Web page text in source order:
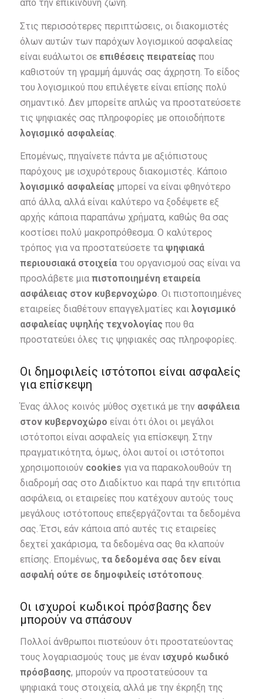
από την επικίνδυνη ζώνη.
Στις περισσότερες περιπτώσεις, οι διακομιστές
όλων αυτών των παρόχων λογισμικού ασφαλείας
είναι ευάλωτοι σε επιθέσεις πειρατείαςπου
καθιστούν τη γραμμή άμυνάς σας άχρηστη. Το είδος
του λογισμικού που επιλέγετε είναι επίσης πολύ
σημαντικό. Δεν μπορείτε απλώς να προστατεύσετε
τις ψηφιακές σας πληροφορίες με οποιοδήποτε
λογισμικό ασφαλείας.
Επομένως, πηγαίνετε πάντα με αξιόπιστους
παρόχους με ισχυρότερους διακομιστές. Κάποιο
λογισμικό ασφαλείαςμπορεί να είναι φθηνότερο
από άλλα, αλλά είναι καλύτερο να ξοδέψετε εξ
αρχής κάποια παραπάνω χρήματα, καθώς θα σας
κοστίσει πολύ μακροπρόθεσμα. Ο καλύτερος
τρόπος για να προστατεύσετε τα ψηφιακά
περιουσιακά στοιχείατου οργανισμού σας είναι να
προσλάβετε μια πιστοποιημένη εταιρεία
ασφάλειας στον κυβερνοχώρο. Οι πιστοποιημένες
εταιρείες διαθέτουν επαγγελματίες και λογισμικό
ασφαλείας υψηλής τεχνολογίαςπου θα
προστατεύει όλες τις ψηφιακές σας πληροφορίες.
Οι δημοφιλείς ιστότοποι είναι ασφαλείς
για επίσκεψη
Ένας άλλος κοινός μύθος σχετικά με την ασφάλεια
στον κυβερνοχώρο είναι ότι όλοι οι μεγάλοι
ιστότοποι είναι ασφαλείς για επίσκεψη. Στην
πραγματικότητα, όμως, όλοι αυτοί οι ιστότοποι
χρησιμοποιούν cookies για να παρακολουθούν τη
διαδρομή σας στο Διαδίκτυο και παρά την επιτόπια
ασφάλεια, οι εταιρείες που κατέχουν αυτούς τους
μεγάλους ιστότοπους επεξεργάζονται τα δεδομένα
σας. Έτσι, εάν κάποια από αυτές τις εταιρείες
δεχτεί χακάρισμα, τα δεδομένα σας θα κλαπούν
επίσης. Επομένως, τα δεδομένα σας δεν είναι
ασφαλή ούτε σε δημοφιλείς ιστότοπους.
Οι ισχυροί κωδικοί πρόσβασης δεν
μπορούν να σπάσουν
Πολλοί άνθρωποι πιστεύουν ότι προστατεύοντας
τους λογαριασμούς τους με ένανισχυρό κωδικό
πρόσβασης, μπορούν να προστατεύσουν τα
ψηφιακά τους στοιχεία, αλλά με την έκρηξη της